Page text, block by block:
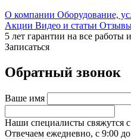
О компании Оборудование,
Акции Видео и статьи
5 лет гарантии на все
Записаться
Обратный звонок
Ваше имя
Наши специалисты свяжутся
Отвечаем ежедневно, с 9:00